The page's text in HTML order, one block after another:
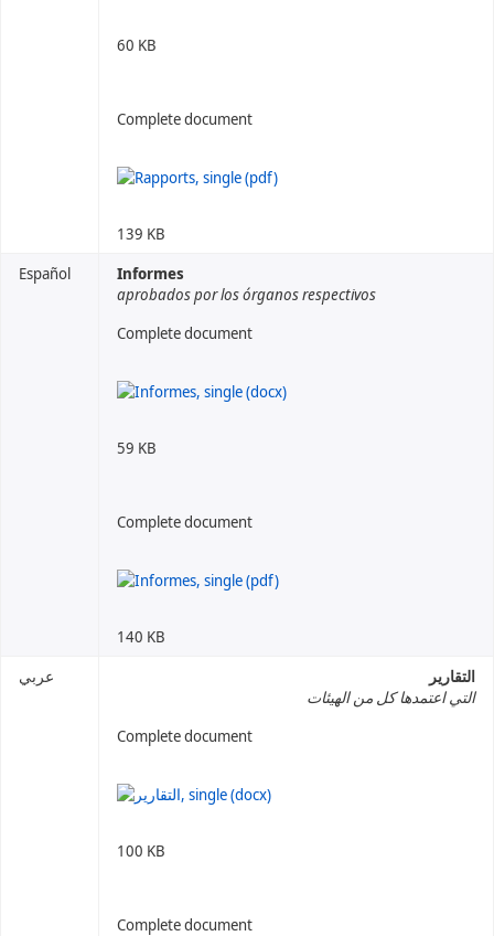
60 KB
Complete document
139 KB
Español
Informes
aprobados por los órganos respectivos
Complete document
59 KB
Complete document
140 KB
عربي
التقارير
التي اعتمدها كل من الهيئات
Complete document
100 KB
Complete document